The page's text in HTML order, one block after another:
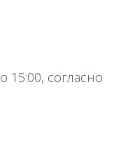
15:00, согласно